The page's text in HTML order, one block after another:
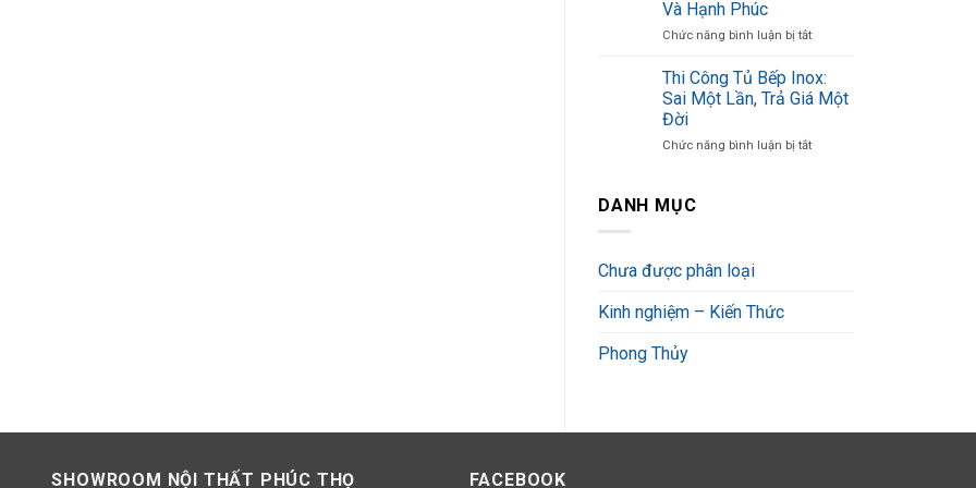
Ít
Biết
Cánh
Đạt
Chuẩn
Cần
Yếu
Và Hạnh Phúc
Chức năng bình luận bị tắtở
Thủy
Phòng
Bếp:
Quyết
Thi Công Tủ Bếp Inox:
Sai Một Lần, Trả Giá Một
Đời
Chức năng bình luận bị tắtở
DANH MỤC
Chưa được phân loại
Kinh nghiệm – Kiến Thức
Phong Thủy
KỆ TIVI
READ MORE
SHOWROOM NỘI THẤT PHÚC THỌ FACEBOOK